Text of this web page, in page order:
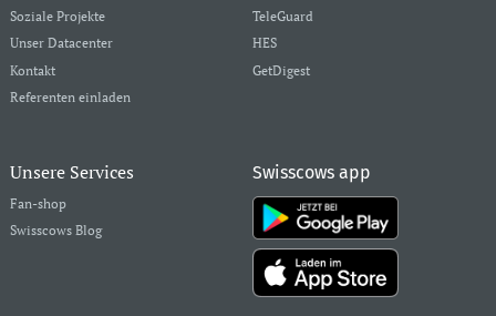
Soziale Projekte
Unser Datacenter
Kontakt
Referenten einladen
TeleGuard
HES
GetDigest
Unsere Services
Fan-shop
Swisscows Blog
Swisscows app